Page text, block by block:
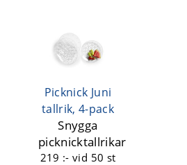
Picknick Juni
tallrik, 4-pack
Snygga
picknicktallrikar
219 :-vid 50 st